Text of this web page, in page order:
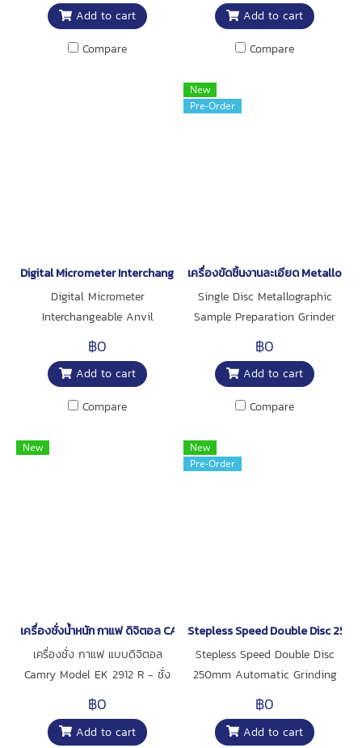
Add to cart
Compare
Add to cart
Compare
Digital Micrometer Interchangeable Anvil
Digital Micrometer
Interchangeable Anvil
฿0
Add to cart
Compare
New
Pre-Order
เครื่องขัดชิ้นงานละเอียด
Single Disc Metallographic
Sample Preparation Grinder
and Polisher Stepless Speed
50-1000rpm
฿0
Add to cart
Compare
New
เครื่องชั่งน้ำหนัก กาแฟ ดิจิตอล CAMRY EK 2912 R
เครื่องชั่ง กาแฟ แบบดิจิตอล
Camry Model EK 2912 R - ชั่ง
สูงสุด 3 kg x 0.1 g - แสดง
ตัวเลข LCD สีแดง และ สีดำ ขนาด
13 mm - ผลิตภัณฑ์ของประเทศ
฿0
Add to cart
New
Pre-Order
Stepless Speed Double Disc
Stepless Speed Double Disc
250mm Automatic Grinding
And Polishing Machine ,
฿0
Add to cart